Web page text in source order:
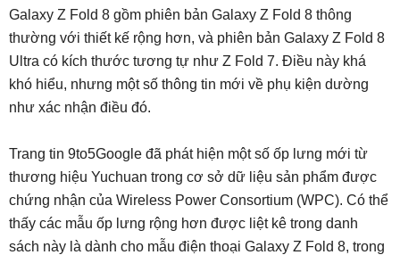
Galaxy Z Fold 8 gồm phiên bản Galaxy Z Fold 8 thông
thường với thiết kế rộng hơn, và phiên bản Galaxy Z Fold 8
Ultra có kích thước tương tự như Z Fold 7. Điều này khá
khó hiểu, nhưng một số thông tin mới về phụ kiện dường
như xác nhận điều đó.
Trang tin 9to5Google đã phát hiện một số ốp lưng mới từ
thương hiệu Yuchuan trong cơ sở dữ liệu sản phẩm được
chứng nhận của Wireless Power Consortium (WPC). Có thể
thấy các mẫu ốp lưng rộng hơn được liệt kê trong danh
sách này là dành cho mẫu điện thoại Galaxy Z Fold 8, trong